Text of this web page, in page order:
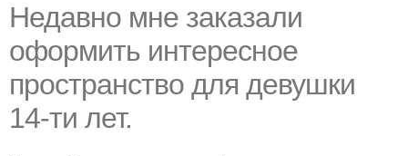
Недавно мне заказали
оформить интересное
пространство для девушки
14-ти лет.